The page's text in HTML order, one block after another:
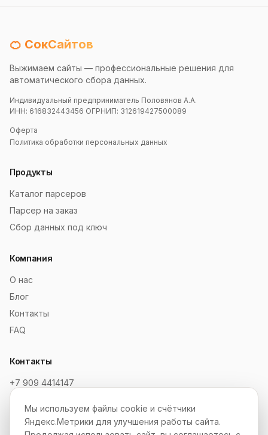
🍊 СокСайтов
Выжимаем сайты — профессиональные решения для
автоматического сбора данных.
Индивидуальный предприниматель Половянов А.А.
ИНН: 616832443456 ОГРНИП: 312619427500089
Оферта
Политика обработки персональных данных
Продукты
Каталог парсеров
Парсер на заказ
Сбор данных под ключ
Компания
О нас
Блог
Контакты
FAQ
Контакты
+7 909 4414147
Telegram: @SokSaitov_bot
Пн–Пт, 10:00–19:00
Мы используем файлы cookie и счётчики
Яндекс.Метрики для улучшения работы сайта.